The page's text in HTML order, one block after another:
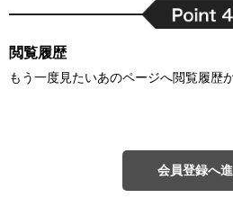
閲覧履歴
もう一度見たいあのページへ閲覧履歴
会員登録へ